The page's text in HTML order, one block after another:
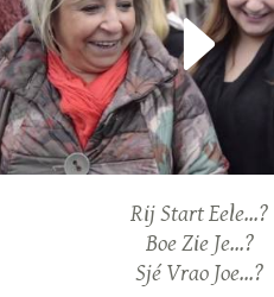
Rij Start Eele...?
Boe Zie Je...?
Sjé Vrao Joe...?